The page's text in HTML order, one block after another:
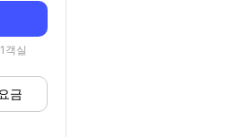
객실
금